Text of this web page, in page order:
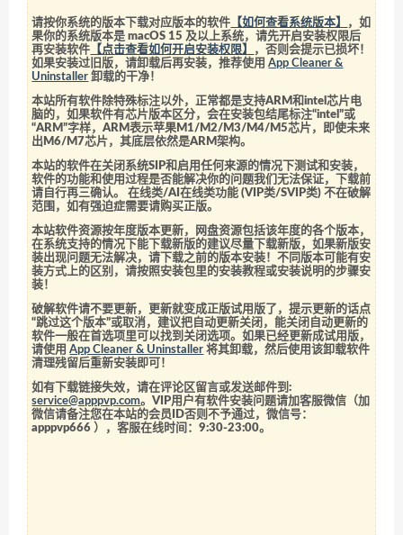
请按你系统的版本下载对应版本的软件 【如何查看系统版本】
，如
果你的系统版本是 macOS 15 及以上系统，请先开启安装权限后
再安装软件 【点击查看如何开启安装权限】
，否则会提示已损坏！
如果安装过旧版，请卸载后再安装，推荐使用App Cleaner &
Uninstaller 卸载的干净！
本站所有软件除特殊标注以外，正常都是支持ARM和intel芯片电
脑的，如果软件有芯片版本区分，会在安装包结尾标注“intel”或
“ARM”字样，ARM表示苹果M1/M2/M3/M4/M5芯片，即使未来
出M6/M7芯片，其底层依然是ARM架构。
本站的软件在关闭系统SIP和启用任何来源的情况下测试和安装，
软件的功能和使用过程是否能解决你的问题我们无法保证，下载前
请自行再三确认。 在线类/AI在线类功能 (VIP类/SVIP类) 不在破解
范围，如有强迫症需要请购买正版。
本站软件资源按年度版本更新，网盘资源包括该年度的各个版本，
在系统支持的情况下能下载新版的建议尽量下载新版，如果新版安
装出现问题无法解决，请下载之前的版本安装！不同版本可能有安
装方式上的区别，请按照安装包里的安装教程或安装说明的步骤安
装！
破解软件请不要更新，更新就变成正版试用版了，提示更新的话点
“跳过这个版本”或取消，建议把自动更新关闭，能关闭自动更新的
软件一般在首选项里可以找到关闭选项。如果已经更新成试用版，
请使用App Cleaner & Uninstaller 将其卸载，然后使用该卸载软件
清理残留后重新安装即可！
如有下载链接失效，请在评论区留言或发送邮件到:
service@apppvp.com。VIP用户有软件安装问题请加客服微信（加
微信请备注您在本站的会员ID否则不予通过，微信号：
apppvp666 ），客服在线时间：9:30-23:00。